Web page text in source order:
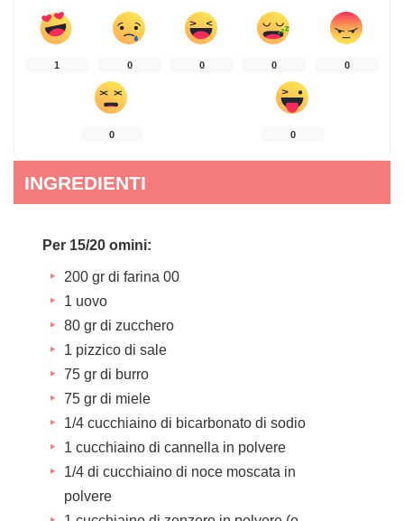
1 0 0 0 0
0 0
INGREDIENTI
Per 15/20 omini:
200 gr di farina 00
1 uovo
80 gr di zucchero
1 pizzico di sale
75 gr di burro
75 gr di miele
1/4 cucchiaino di bicarbonato di sodio
1 cucchiaino di cannella in polvere
1/4 di cucchiaino di noce moscata in
polvere